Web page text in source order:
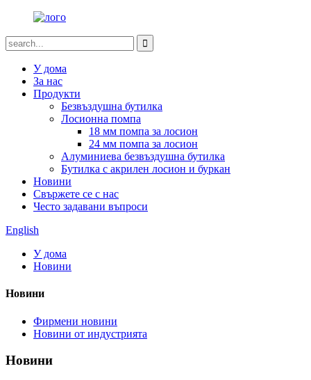
У дома
За нас
Продукти
Безвъздушна бутилка
Лосионна помпа
18 мм помпа за лосион
24 мм помпа за лосион
Алуминиева безвъздушна бутилка
Бутилка с акрилен лосион и буркан
Новини
Свържете се с нас
Често задавани въпроси
English
У дома
Новини
Новини
Фирмени новини
Новини от индустрията
Новини